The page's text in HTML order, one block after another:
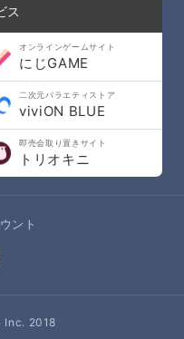
ス
オンラインゲームサイト
にじGAME
二次元バラエティストア
viviON BLUE
即売会取り置きサイト
トリオキニ
ント
2018